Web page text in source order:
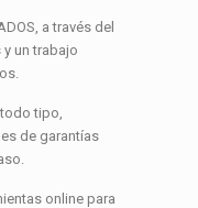
a través del
un trabajo
tipo,
de garantías
online para